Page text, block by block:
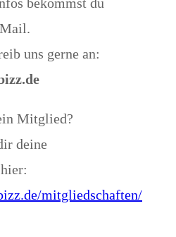
uns gerne an:
Mitglied?
deine
mitgliedschaften/